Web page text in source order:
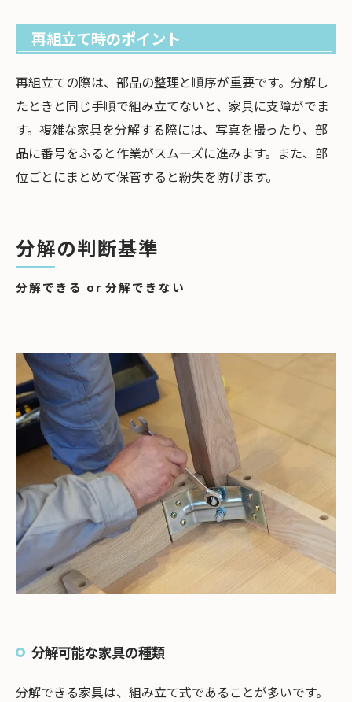
再組立て時のポイント
再組立ての際は、部品の整理と順序が重要です。分解し
たときと同じ手順で組み立てないと、家具に支障がでま
す。複雑な家具を分解する際には、写真を撮ったり、部
品に番号をふると作業がスムーズに進みます。また、部
位ごとにまとめて保管すると紛失を防げます。
分解の判断基準
分解できる or 分解できない
分解可能な家具の種類
分解できる家具は、組み立て式であることが多いです。